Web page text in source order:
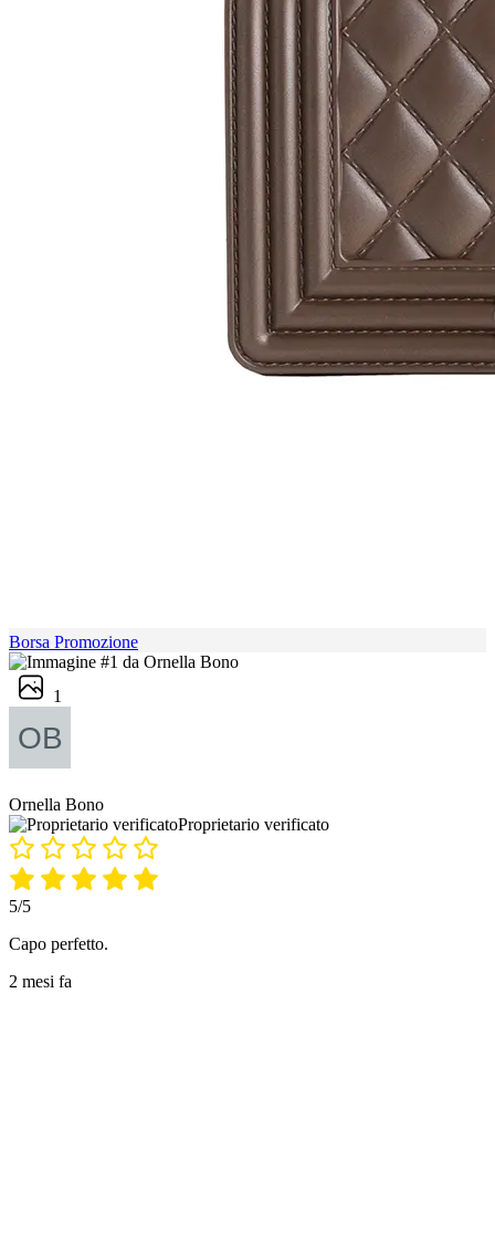
Borsa Promozione
1
Ornella Bono
Proprietario verificato
5/5
Capo perfetto.
2 mesi fa